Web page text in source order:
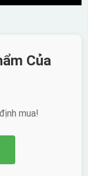
Của
mua!